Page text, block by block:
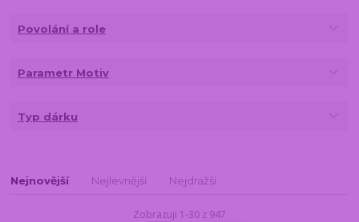
Povolání a role
Parametr Motiv
Typ dárku
Nejnovější Nejlevnější Nejdražší
Zobrazuji 1-30 z 947